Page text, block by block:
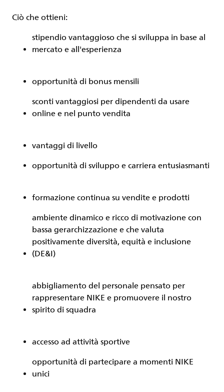
Ciò che ottieni:
stipendio vantaggioso che si sviluppa in base al
mercato e all'esperienza
opportunità di bonus mensili
sconti vantaggiosi per dipendenti da usare
online e nel punto vendita
vantaggi di livello
opportunità di sviluppo e carriera entusiasmanti
formazione continua su vendite e prodotti
ambiente dinamico e ricco di motivazione con
bassa gerarchizzazione e che valuta
positivamente diversità, equità e inclusione
(DE&I)
abbigliamento del personale pensato per
rappresentare NIKE e promuovere il nostro
spirito di squadra
accesso ad attività sportive
opportunità di partecipare a momenti NIKE
unici